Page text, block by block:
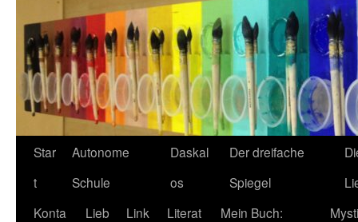
Star
t
Autonome
Schule
Daskal
os
Der dreifache
Spiegel
Konta
Lieb
Link
Literat
Mein Buch: